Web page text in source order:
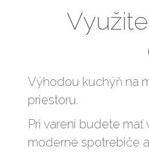
Výhodou kuchýň na
priestoru.
Pri varení budete
moderné spotrebiče